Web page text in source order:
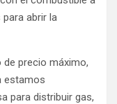
abrir la
precio máximo,
estamos
para distribuir gas,